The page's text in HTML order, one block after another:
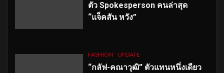
ตัว Spokesperson คนล่าสุด
“แจ็คสัน หวัง”
FASHION UPDATE
“กลัฟ-คณาวุฒิ” ตัวแทนหนึ่งเดียว